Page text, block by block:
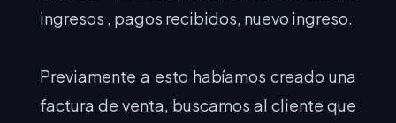
ingresos , pagos recibidos, nuevo ingreso.
Previamente a esto habíamos creado una
factura de venta, buscamos al cliente que